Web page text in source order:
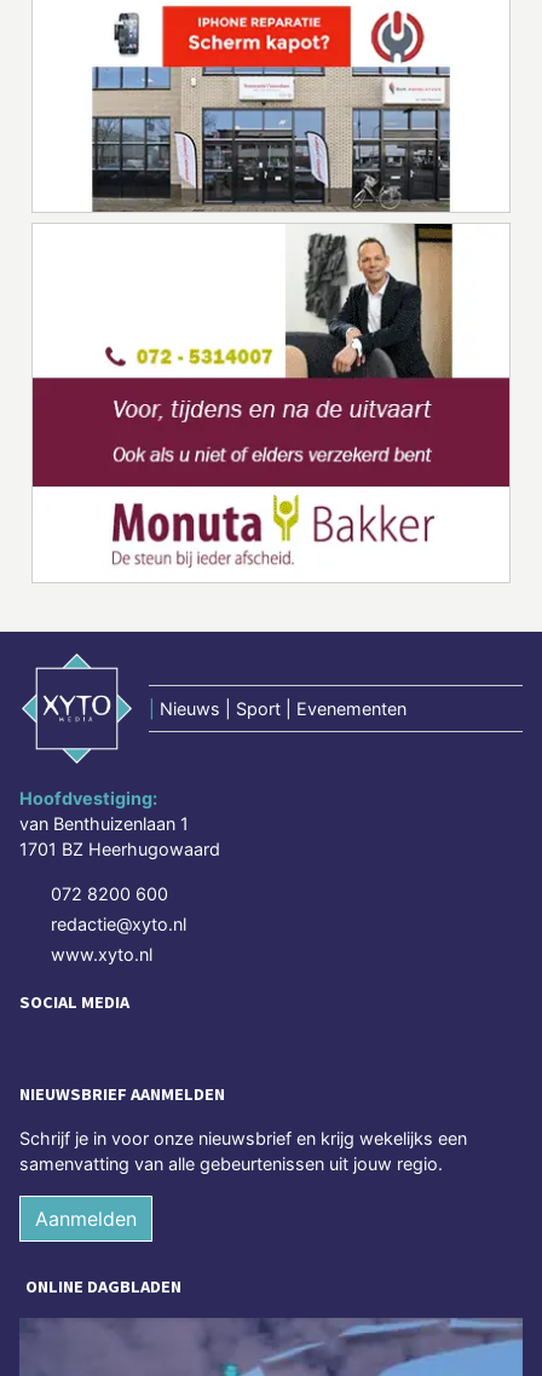
Nieuws | Sport | Evenementen
Hoofdvestiging:
van Benthuizenlaan 1
1701 BZ Heerhugowaard
072 8200 600
redactie@xyto.nl
www.xyto.nl
SOCIAL MEDIA
NIEUWSBRIEF AANMELDEN
Schrijf je in voor onze nieuwsbrief en krijg wekelijks een
samenvatting van alle gebeurtenissen uit jouw regio.
Aanmelden
ONLINE DAGBLADEN